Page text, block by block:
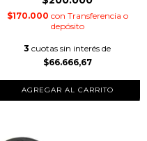
$170.000 con Transferencia o
depósito
3 cuotas sin interés de
$66.666,67